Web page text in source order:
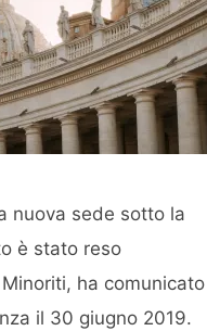
nuova sede sotto la
è stato reso
ha comunicato
il 30 giugno 2019.